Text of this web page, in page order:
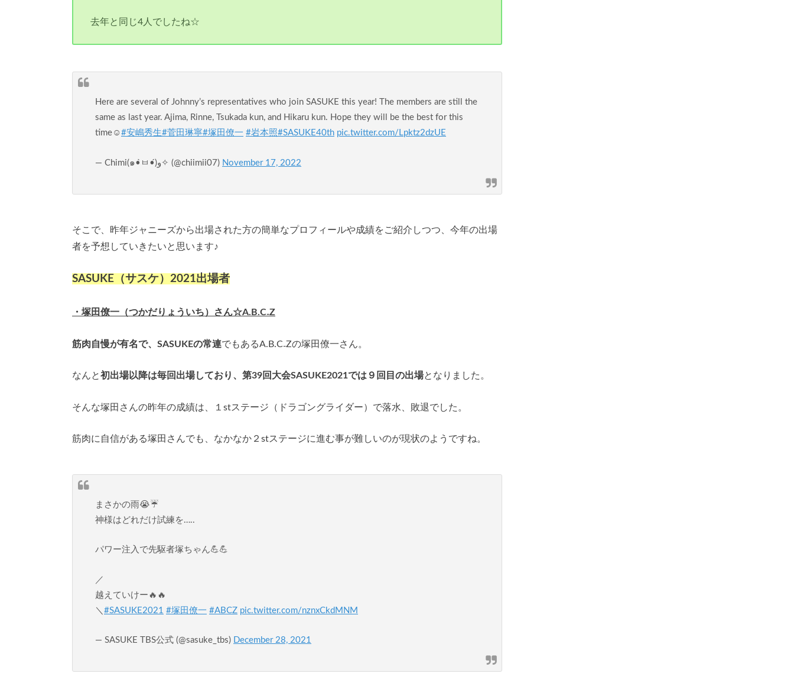
去年と同じ4人でしたね☆
Here are several of Johnny’s representatives who join SASUKE this year! The members are still the
same as last year. Ajima, Rinne, Tsukada kun, and Hikaru kun. Hope they will be the best for this
time☺️ #安嶋秀生#菅田琳寧#塚田僚一 #岩本照#SASUKE40th pic.twitter.com/Lpktz2dzUE
— Chimi(๑•̀ㅂ•́)و✧ (@chiimii07) November 17, 2022
そこで、昨年ジャニーズから出場された方の簡単なプロフィールや成績をご紹介しつつ、今年の出場
者を予想していきたいと思います♪
SASUKE（サスケ）2021出場者
・塚田僚一（つかだりょういち）さん☆A.B.C₋Z
筋肉自慢が有名で、SASUKEの常連でもあるA.B.C₋Zの塚田僚一さん。
なんと初出場以降は毎回出場しており、第39回大会SASUKE2021では９回目の出場となりました。
そんな塚田さんの昨年の成績は、１stステージ（ドラゴングライダー）で落水、敗退でした。
筋肉に自信がある塚田さんでも、なかなか２stステージに進む事が難しいのが現状のようですね。
まさかの雨😭☔
神様はどれだけ試練を…..
パワー注入で先駆者塚ちゃん💪💪
／
越えていけー🔥🔥
＼ #SASUKE2021 #塚田僚一 #ABCZ pic.twitter.com/nznxCkdMNM
— SASUKE TBS公式 (@sasuke_tbs) December 28, 2021